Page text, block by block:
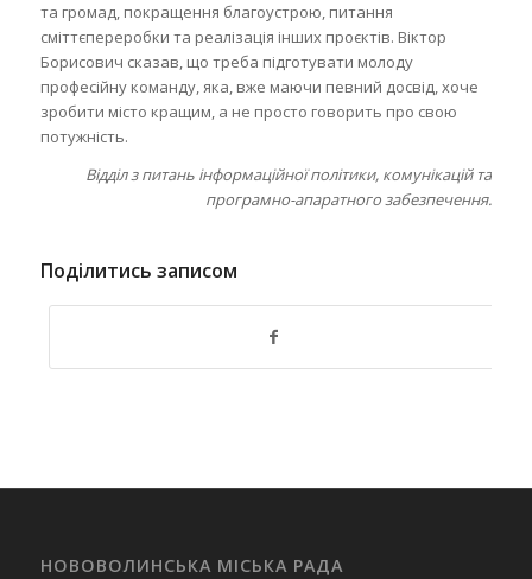
та громад, покращення благоустрою, питання
сміттєпереробки та реалізація інших проєктів. Віктор
Борисович сказав, що треба підготувати молоду
професійну команду, яка, вже маючи певний досвід, хоче
зробити місто кращим, а не просто говорить про свою
потужність.
Відділ з питань інформаційної політики, комунікацій та
програмно-апаратного забезпечення.
Поділитись записом
НОВОВОЛИНСЬКА МІСЬКА РАДА